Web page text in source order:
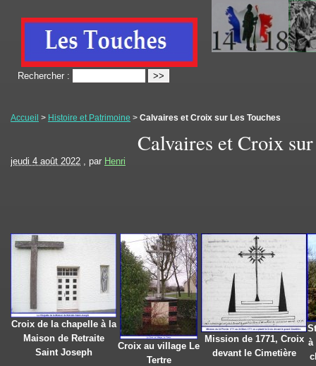
Rechercher :
Accueil > Histoire et Patrimoine > Calvaires et Croix sur Les Touches
Calvaires et Croix
jeudi 4 août 2022 , par Henri
Croix de la chapelle à la
Maison de Retraite
Saint Joseph
Croix au village Le
Tertre
Mission de 1771, Croix
devant le Cimetière
à